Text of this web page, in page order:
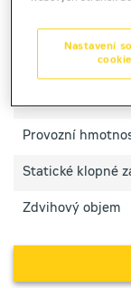
Výkon motoru
Provozní
Statické klopné
Zdvihový objem
Nastavení
cookie